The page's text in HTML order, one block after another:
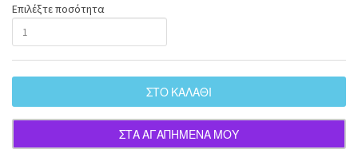
Επιλέξτε ποσότητα
ΣΤΟ ΚΑΛΑΘΙ
ΣΤΑ ΑΓΑΠΗΜΕΝΑ ΜΟΥ